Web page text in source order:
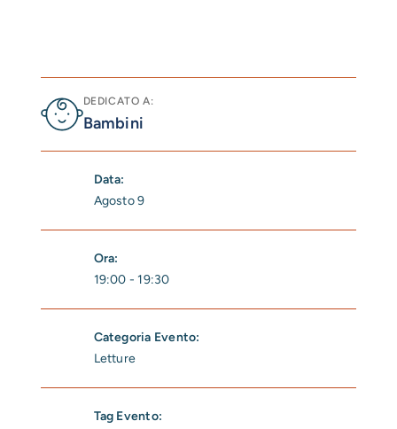
DEDICATO A:
Bambini
Data:
Agosto 9
Ora:
19:00 - 19:30
Categoria Evento:
Letture
Tag Evento: